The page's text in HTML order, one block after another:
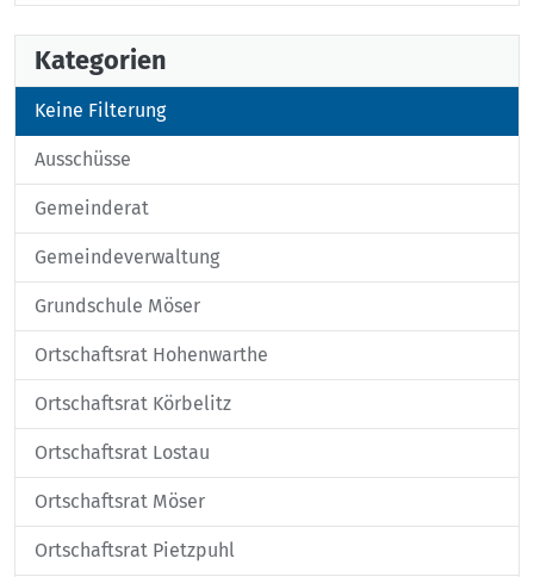
Kategorien
Keine Filterung
Ausschüsse
Gemeinderat
Gemeindeverwaltung
Grundschule Möser
Ortschaftsrat Hohenwarthe
Ortschaftsrat Körbelitz
Ortschaftsrat Lostau
Ortschaftsrat Möser
Ortschaftsrat Pietzpuhl